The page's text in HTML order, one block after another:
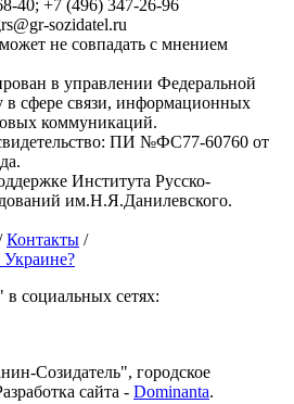
40; +7 (496) 347-26-96
sozidatel.ru
не совпадать с мнением
в управлении Федеральной
в сфере связи, информационных
коммуникаций.
ПИ №ФС77-60760 от
Института Русско-
им.Н.Я.Данилевского.
Контакты /
Украине?
социальных сетях:
Созидатель", городское
сайта - Dominanta.